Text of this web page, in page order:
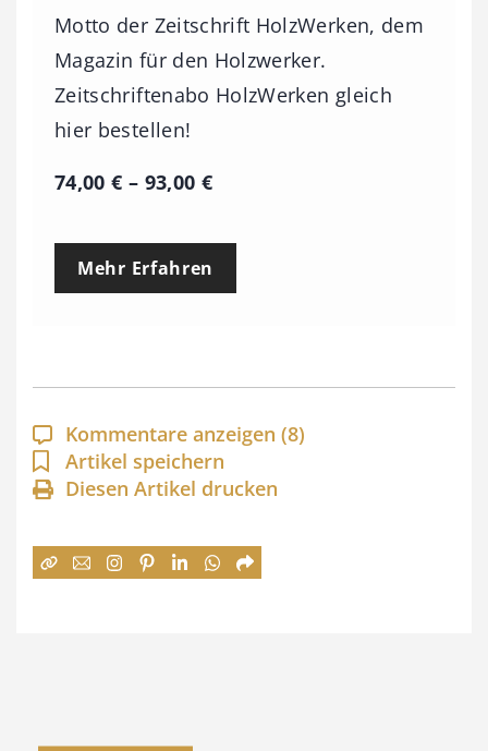
Motto der Zeitschrift HolzWerken, dem
Magazin für den Holzwerker.
Zeitschriftenabo HolzWerken gleich
hier bestellen!
74,00€ – 93,00 €P
e
p
a
n
n
:
Mehr Erfahren
Kommentare anzeigen (8)
Artikel speichern
Diesen Artikel drucken